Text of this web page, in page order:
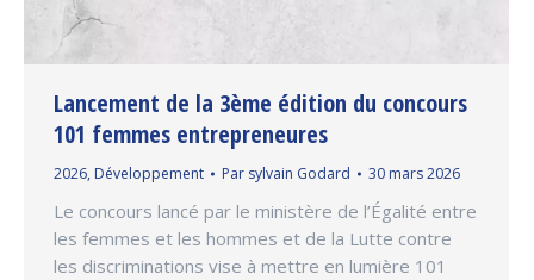
Lancement de la 3ème édition du concours
101 femmes entrepreneures
2026, Développement Par sylvain Godard 30 mars 2026
Le concours lancé par le ministère de l’Égalité entre
les femmes et les hommes et de la Lutte contre
les discriminations vise à mettre en lumière 101